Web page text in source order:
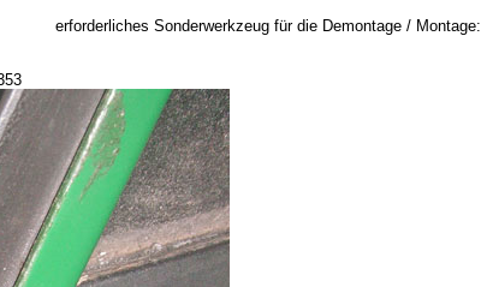
erforderliches Sonderwerkzeug für die Demontage / Montage: